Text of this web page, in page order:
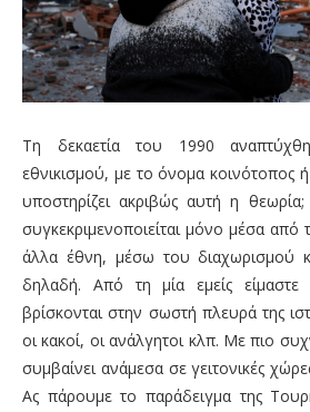
Τη δεκαετία του 1990
εθνικισμού, με το όνομα κοινότοπος
υποστηρίζει ακριβώς αυτή η
συγκεκριμενοποιείται μόνο μέσα από
άλλα έθνη, μέσω του διαχωρισμού
δηλαδή. Από τη μία εμείς
βρίσκονται στην σωστή πλευρά της
οι κακοί, οι ανάλγητοι κλπ. Με πιο
συμβαίνει ανάμεσα σε γειτονικές
Ας πάρουμε το παράδειγμα της